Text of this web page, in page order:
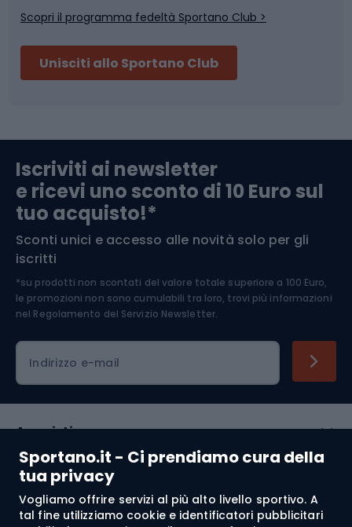
Sportano.it - Ci prendiamo cura della
tua privacy
Vogliamo offrire servizi al più alto livello sportivo. A
tal fine utilizziamo cookie e identificatori pubblicitari
Abbigliamento da escursionismo
Componenti per biciclette
Arrampicata
Medicina dello sport
Abbigliamento ciclistico
Scopri il programma fedeltà Sportano Club >
Unisciti allo Sportano Club
Iscriviti ai newsletter
e ricevi uno sconto di 10 Euro sul
tuo acquisto!*
Sconti unici e accesso alle novità solo per gli
iscritti
*su prodotti non scontati del valore totale superiore a 100 Euro,
le promozioni non sono cumulabili tra loro, trovi più informazioni
nel Regolamento del Servizio Newsletter.
Indirizzo e-mail
Acquisti
Servizio clienti
Regolamento